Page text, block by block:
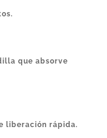
que absorve
liberación rápida.